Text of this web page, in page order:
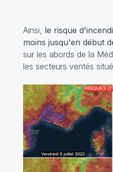
Ainsi, le risque
moins jusqu'en début
sur les abords de la
les secteurs ventés